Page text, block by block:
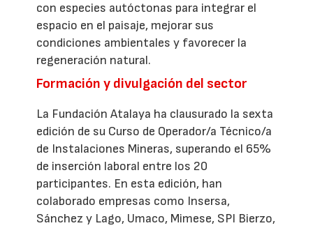
con especies autóctonas para integrar el
espacio en el paisaje, mejorar sus
condiciones ambientales y favorecer la
regeneración natural.
Formación y divulgación del sector
La Fundación Atalaya ha clausurado la sexta
edición de su Curso de Operador/a Técnico/a
de Instalaciones Mineras, superando el 65%
de inserción laboral entre los 20
participantes. En esta edición, han
colaborado empresas como Insersa,
Sánchez y Lago, Umaco, Mimese, SPI Bierzo,